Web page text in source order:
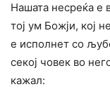
Нашата несреќа е
тој ум Божји, кој
е исполнет co
секој човек во
кажал: